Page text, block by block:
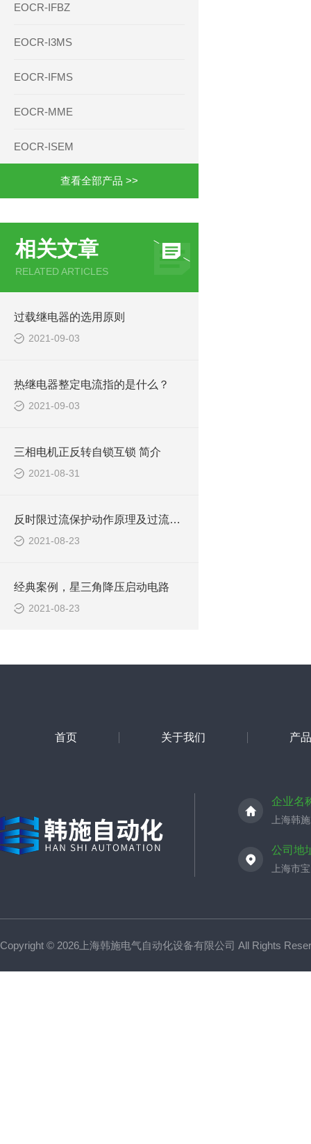
EOCR-IFBZ
EOCR-I3MS
EOCR-IFMS
EOCR-MME
EOCR-ISEM
查看全部产品 >>
相关文章
RELATED ARTICLES
过载继电器的选用原则
2021-09-03
热继电器整定电流指的是什么？
2021-09-03
三相电机正反转自锁互锁 简介
2021-08-31
反时限过流保护动作原理及过流和速断的整定原则和保护范围
2021-08-23
经典案例，星三角降压启动电路
2021-08-23
首页 关于我们 产
企业名
上海韩
公司地
上海市
Copyright © 2026上海韩施电气自动化设备有限公司 All Rights